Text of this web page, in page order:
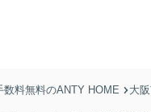
料無料のANTY HOME 大